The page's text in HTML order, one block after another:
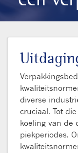
diverse
cruciaal. Tot
koeling van de
piekperiodes.